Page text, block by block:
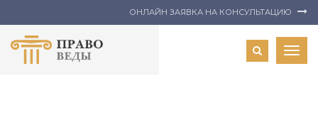
ОНЛАЙН ЗАЯВКА НА КОНСУЛЬТАЦИЮ